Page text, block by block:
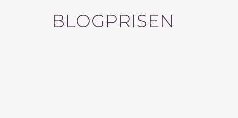
BLOGPRISEN